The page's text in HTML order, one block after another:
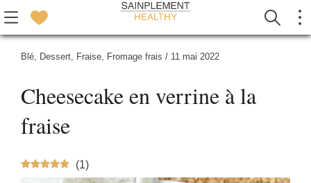
Blé, Dessert, Fraise, Fromage frais / 11 mai 2022
Cheesecake en verrine à la
fraise
(1)